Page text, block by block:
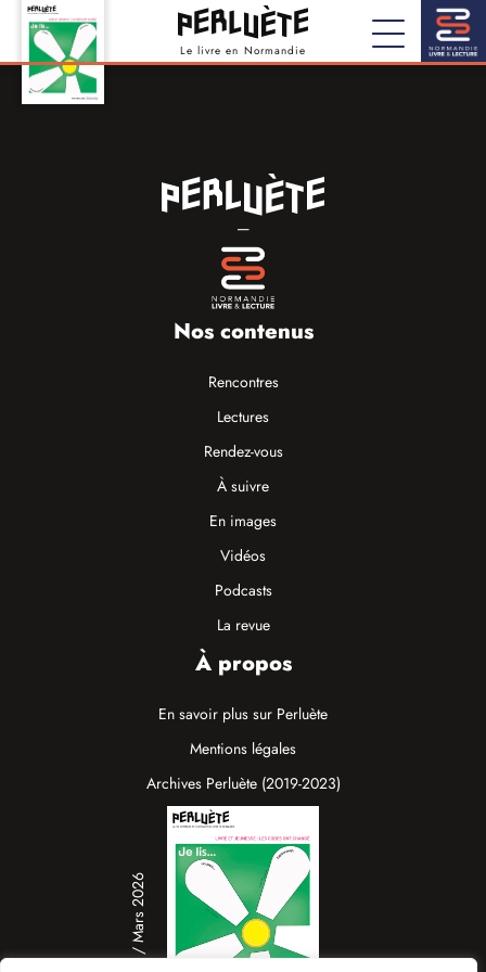
Le livre en Normandie
—
Nos contenus
Rencontres
Lectures
Rendez-vous
À suivre
En images
Vidéos
Podcasts
La revue
À propos
En savoir plus sur Perluète
Mentions légales
Archives Perluète (2019-2023)
N°19 / Mars 2026